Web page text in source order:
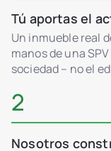
Tú aportas el
Un inmueble real
manos de una
sociedad – no el
2
Nosotros